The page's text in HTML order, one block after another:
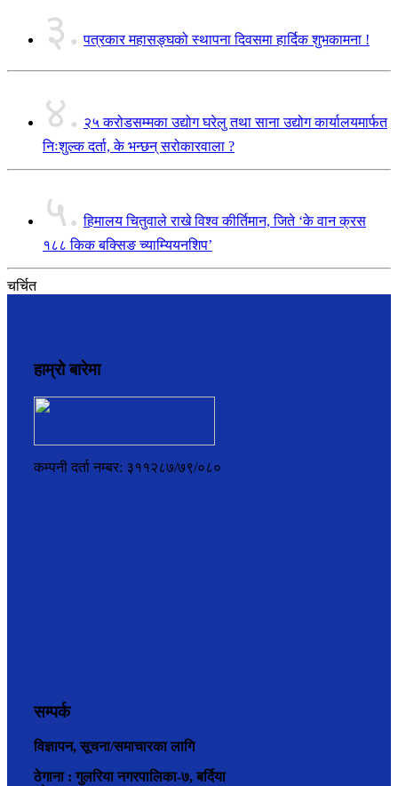
३. पत्रकार महासङ्घको स्थापना दिवसमा हार्दिक शुभकामना !
४. २५ करोडसम्मका उद्योग घरेलु तथा साना उद्योग कार्यालयमार्फत
निःशुल्क दर्ता, के भन्छन् सरोकारवाला ?
५. हिमालय चितुवाले राखे विश्व कीर्तिमान, जिते ‘के वान क्रस
१८८ किक बक्सिङ च्याम्यियनशिप’
चर्चित
हाम्रो बारेमा
कम्पनी दर्ता नम्बर: ३११२८७/७९/०८०
सम्पर्क
विज्ञापन, सूचना/समाचारका लागि
ठेगाना : गुलरिया नगरपालिका-७, बर्दिया